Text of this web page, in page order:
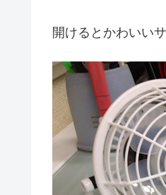
開けるとかわいい